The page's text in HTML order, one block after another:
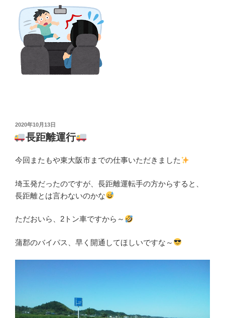
投
稿
日:
2020年10月13日
長距離運行
今回またもや東大阪市までの仕事いただきました
埼玉発だったのですが、長距離運転手の方からすると、
長距離とは言わないのかな
ただおいら、2トン車ですから～
蒲郡のバイパス、早く開通してほしいですな～